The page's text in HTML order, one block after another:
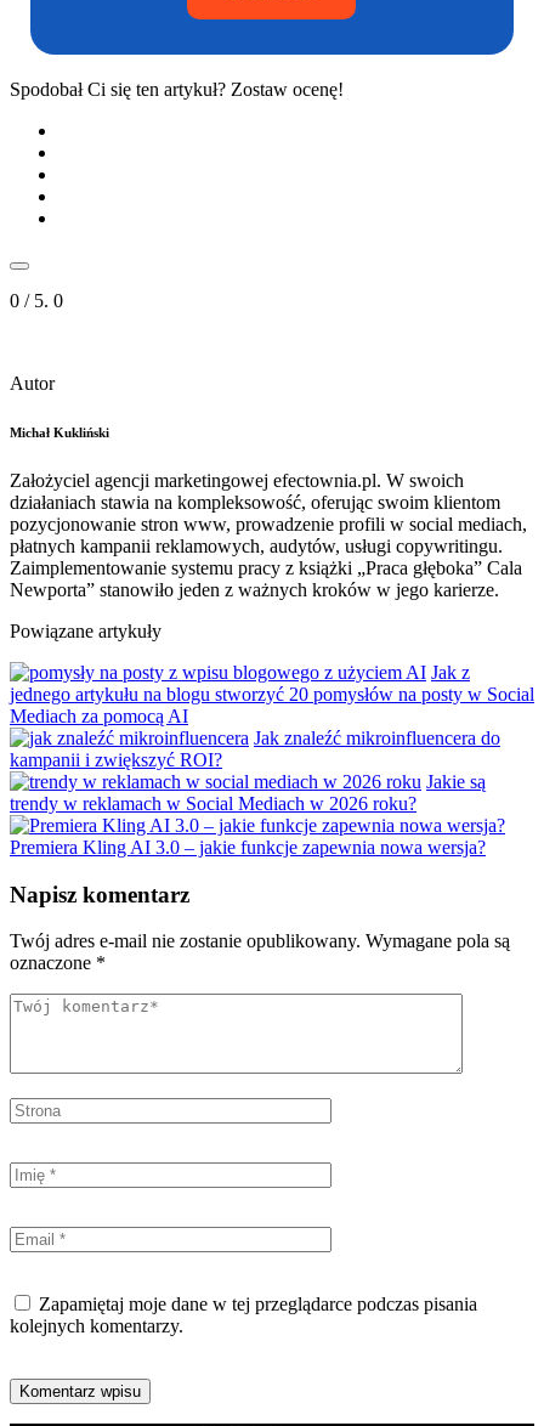
Spodobał Ci się ten artykuł? Zostaw ocenę!
0 / 5. 0
Autor
Michał Kukliński
Założyciel agencji marketingowej efectownia.pl. W swoich
działaniach stawia na kompleksowość, oferując swoim klientom
pozycjonowanie stron www, prowadzenie profili w social mediach,
płatnych kampanii reklamowych, audytów, usługi copywritingu.
Zaimplementowanie systemu pracy z książki „Praca głęboka” Cala
Newporta” stanowiło jeden z ważnych kroków w jego karierze.
Powiązane artykuły
Jak z
jednego artykułu na blogu stworzyć 20 pomysłów na posty w Social
Mediach za pomocą AI
Jak znaleźć mikroinfluencera do
kampanii i zwiększyć ROI?
Jakie są
trendy w reklamach w Social Mediach w 2026 roku?
Premiera Kling AI 3.0 – jakie funkcje zapewnia nowa wersja?
Napisz komentarz
Twój adres e-mail nie zostanie opublikowany. Wymagane pola są
oznaczone *
Zapamiętaj moje dane w tej przeglądarce podczas pisania
kolejnych komentarzy.